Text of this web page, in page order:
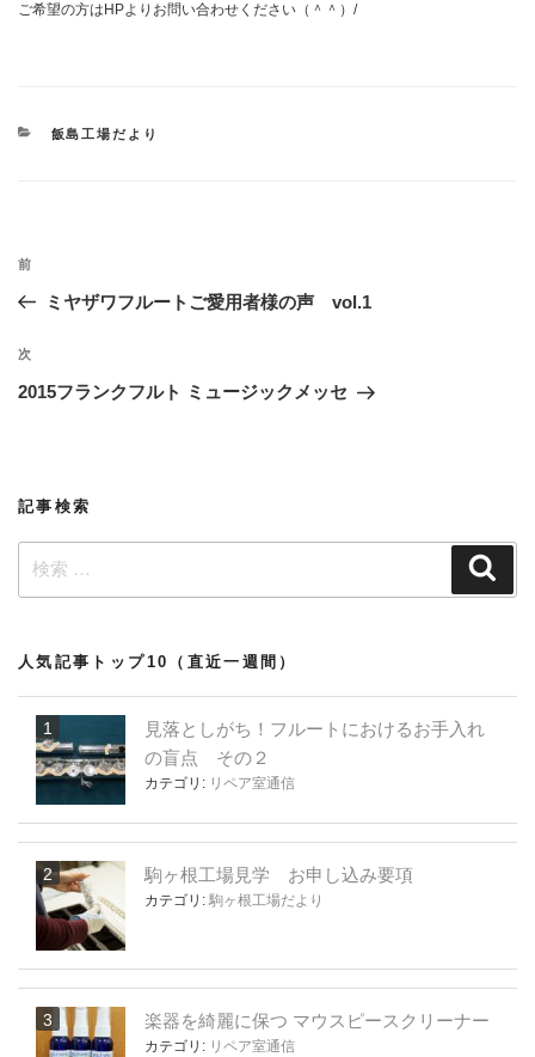
ご希望の方はHPよりお問い合わせください（＾＾）/
カ
飯島工場だより
投
ビ
ゲ
ン
過
去
投
稿
前
ミヤザワフルートご愛用者様の声 vol.1
次
の
次
2015フランクフルト ミュージックメッセ
記事検索
索:
人気記事トップ10（直近一週間）
見落としがち！フルートにおけるお手入れ
の盲点 その２
カテゴリ: リペア室通信
駒ヶ根工場見学 お申し込み要項
カテゴリ: 駒ヶ根工場だより
楽器を綺麗に保つ マウスピースクリーナー
カテゴリ: リペア室通信